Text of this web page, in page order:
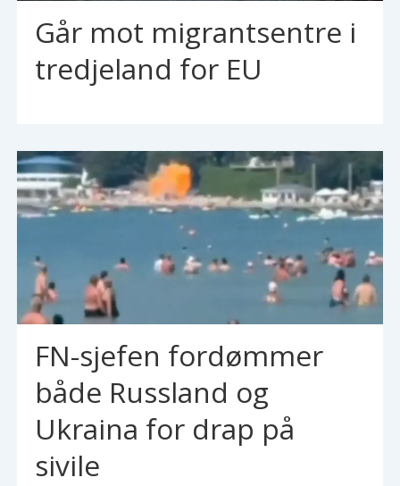
Går mot migrantsentre i
tredjeland for EU
FN-sjefen fordømmer
både Russland og
Ukraina for drap på
sivile